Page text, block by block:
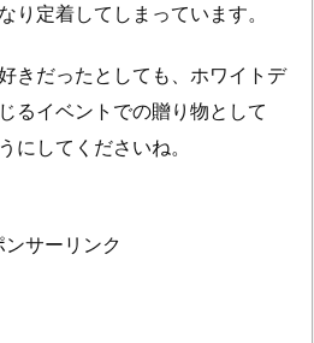
り定着してしまっています。
きだったとしても、ホワイトデ
るイベントでの贈り物として
にしてくださいね。
ンサーリンク